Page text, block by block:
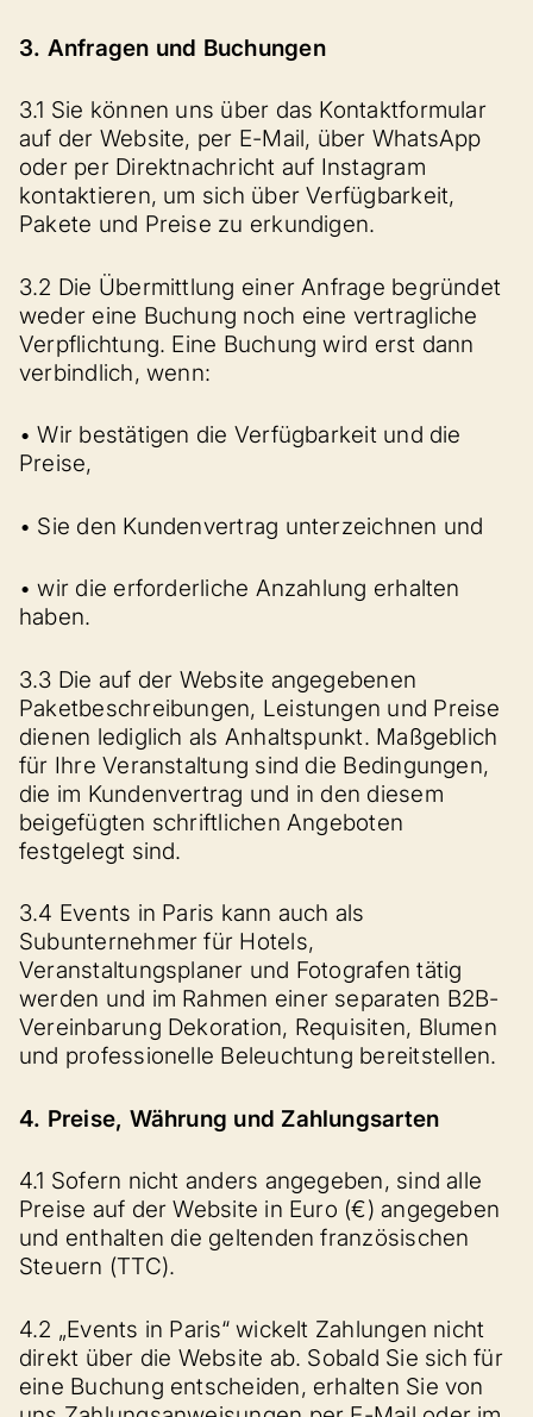
3. Anfragen und Buchungen
3.1 Sie können uns über das Kontaktformular
auf der Website, per E-Mail, über WhatsApp
oder per Direktnachricht auf Instagram
kontaktieren, um sich über Verfügbarkeit,
Pakete und Preise zu erkundigen.
3.2 Die Übermittlung einer Anfrage begründet
weder eine Buchung noch eine vertragliche
Verpflichtung. Eine Buchung wird erst dann
verbindlich, wenn:
• Wir bestätigen die Verfügbarkeit und die
Preise,
• Sie den Kundenvertrag unterzeichnen und
• wir die erforderliche Anzahlung erhalten
haben.
3.3 Die auf der Website angegebenen
Paketbeschreibungen, Leistungen und Preise
dienen lediglich als Anhaltspunkt. Maßgeblich
für Ihre Veranstaltung sind die Bedingungen,
die im Kundenvertrag und in den diesem
beigefügten schriftlichen Angeboten
festgelegt sind.
3.4 Events in Paris kann auch als
Subunternehmer für Hotels,
Veranstaltungsplaner und Fotografen tätig
werden und im Rahmen einer separaten B2B-
Vereinbarung Dekoration, Requisiten, Blumen
und professionelle Beleuchtung bereitstellen.
4. Preise, Währung und Zahlungsarten
4.1 Sofern nicht anders angegeben, sind alle
Preise auf der Website in Euro (€) angegeben
und enthalten die geltenden französischen
Steuern (TTC).
4.2 „Events in Paris“ wickelt Zahlungen nicht
direkt über die Website ab. Sobald Sie sich für
eine Buchung entscheiden, erhalten Sie von